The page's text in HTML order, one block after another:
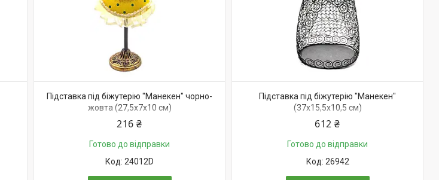
Підставка під біжутерію "Манекен" чорно-
жовта (27,5х7х10 см)
216 ₴
Готово до відправки
24012D
Підставка під біжутерію "Манекен"
(37х15,5х10,5 см)
612 ₴
Готово до відправки
26942